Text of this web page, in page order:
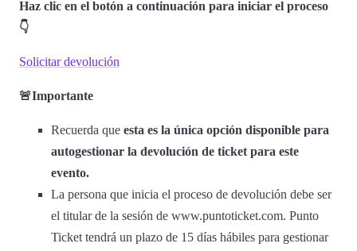
Haz clic en el botón a continuación para iniciar el proceso
👇
Solicitar devolución
🚨Importante
Recuerda que esta es la única opción disponible para
autogestionar la devolución de ticket para este
evento.
La persona que inicia el proceso de devolución debe ser
el titular de la sesión de www.puntoticket.com. Punto
Ticket tendrá un plazo de 15 días hábiles para gestionar